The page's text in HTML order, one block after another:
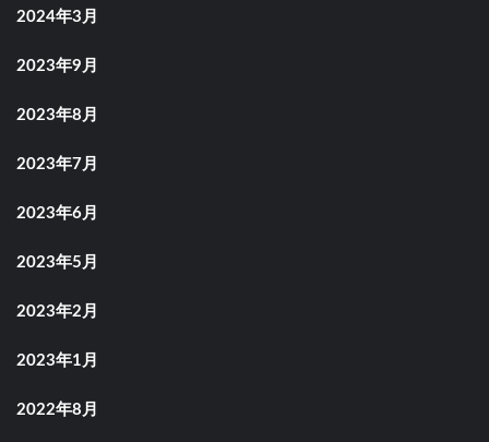
2024年3月
2023年9月
2023年8月
2023年7月
2023年6月
2023年5月
2023年2月
2023年1月
2022年8月